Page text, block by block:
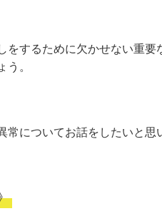
をするために欠かせない重
う。
常についてお話をしたいと思